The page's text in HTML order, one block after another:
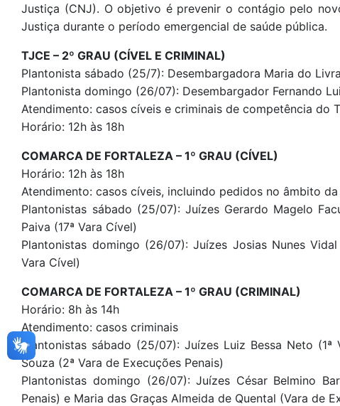
Justiça (CNJ). O objetivo é prevenir o contágio pelo
Justiça durante o período emergencial de saúde pública.
TJCE – 2º GRAU (CÍVEL E CRIMINAL)
Plantonista sábado (25/7): Desembargadora Maria do
Plantonista domingo (26/07): Desembargador Fernando
Atendimento: casos cíveis e criminais de competência do
Horário: 12h às 18h
COMARCA DE FORTALEZA – 1º GRAU (CÍVEL)
Horário: 12h às 18h
Atendimento: casos cíveis, incluindo pedidos no âmbito
Plantonistas sábado (25/07): Juízes Gerardo Magelo
Paiva (17ª Vara Cível)
Plantonistas domingo (26/07): Juízes Josias Nunes
Vara Cível)
COMARCA DE FORTALEZA – 1º GRAU (CRIMINAL)
Horário: 8h às 14h
Atendimento: casos criminais
Plantonistas sábado (25/07): Juízes Luiz Bessa Neto
Souza (2ª Vara de Execuções Penais)
Plantonistas domingo (26/07): Juízes César Belmino
Penais) e Maria das Graças Almeida de Quental (Vara de